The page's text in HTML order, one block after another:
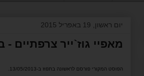
יום ראשון, 19 באפריל 2015
מאפיי גוז`ייר צרפתיים -
הפוסט המקורי פורסם לראשונה בתפוז ב-13/05/2013.